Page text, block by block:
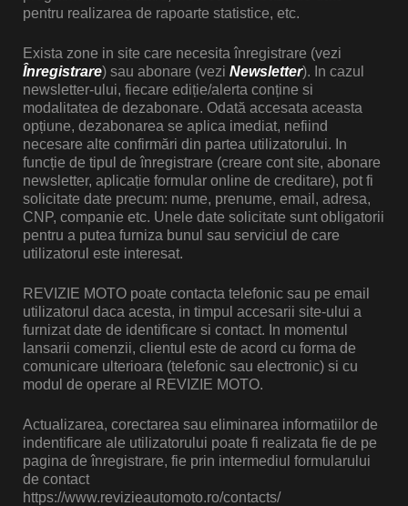
pentru realizarea de rapoarte statistice, etc.
Exista zone in site care necesita înregistrare (vezi
Înregistrare) sau abonare (vezi Newsletter). In cazul
newsletter-ului, fiecare ediție/alerta conține si
modalitatea de dezabonare. Odată accesata aceasta
opțiune, dezabonarea se aplica imediat, nefiind
necesare alte confirmări din partea utilizatorului. In
funcție de tipul de înregistrare (creare cont site, abonare
newsletter, aplicație formular online de creditare), pot fi
solicitate date precum: nume, prenume, email, adresa,
CNP, companie etc. Unele date solicitate sunt obligatorii
pentru a putea furniza bunul sau serviciul de care
utilizatorul este interesat.
REVIZIE MOTO poate contacta telefonic sau pe email
utilizatorul daca acesta, in timpul accesarii site-ului a
furnizat date de identificare si contact. In momentul
lansarii comenzii, clientul este de acord cu forma de
comunicare ulterioara (telefonic sau electronic) si cu
modul de operare al REVIZIE MOTO.
Actualizarea, corectarea sau eliminarea informatiilor de
indentificare ale utilizatorului poate fi realizata fie de pe
pagina de înregistrare, fie prin intermediul formularului
de contact
https://www.revizieautomoto.ro/contacts/